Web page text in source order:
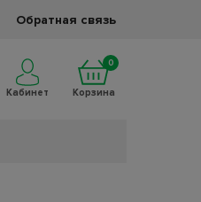
Обратная связь
Кабинет
0
Корзина